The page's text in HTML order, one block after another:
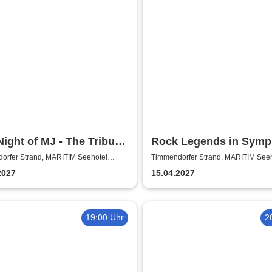
of MJ - The Tribute
King of Pop!
Strand, MARITIM Seehotel
Rock Legends in
performed by
Timmendorfer Strand, MARITIM
15.04.2027
19:00 Uhr